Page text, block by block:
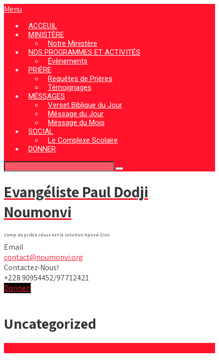
Menu
ACCEUIL
MINISTÈRE
Notre Ministère
NOS PROGRAMMES ET ACTIVITÉS
Évènements
PRIÈRE
Requêtes de Prières
Témoignages
MÉSSAGES
Verset Biblique du Jour
Méssage du Jour
Méssage du Mois
SOCIAL
Le Complexe Scolaire
DONNER
Evangéliste Paul Dodji
Noumonvi
Camp de prière Jésus est la solution Kpové-Zion
Email
contact@noumonvi.org
Contactez-Nous!
+228 90954452/97712421
Donner!
Uncategorized